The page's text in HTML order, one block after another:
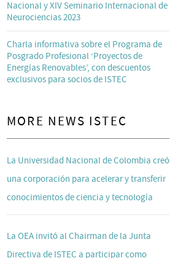
Nacional y XIV Seminario Internacional de
Neurociencias 2023
Charla informativa sobre el Programa de
Posgrado Profesional ‘Proyectos de
Energías Renovables’, con descuentos
exclusivos para socios de ISTEC
MORE NEWS ISTEC
La Universidad Nacional de Colombia creó
una corporación para acelerar y transferir
conocimientos de ciencia y tecnología
La OEA invitó al Chairman de la Junta
Directiva de ISTEC a participar como